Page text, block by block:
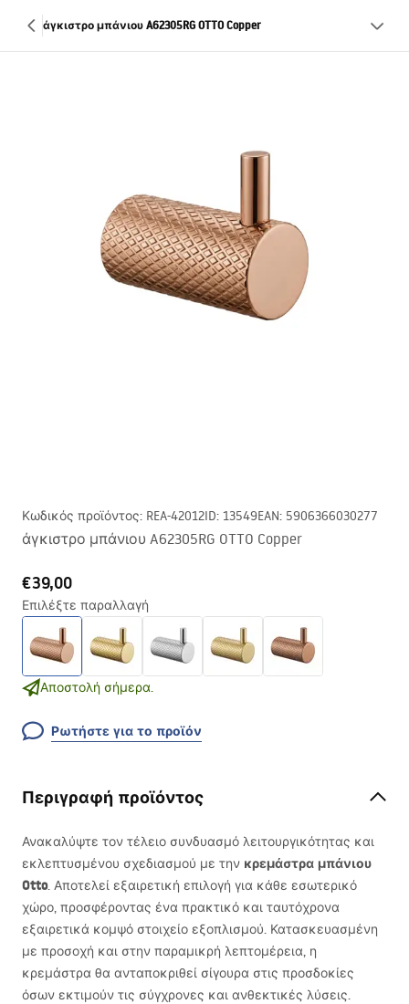
άγκιστρο μπάνιου A62305RG OTTO Copper
Κωδικός προϊόντος: REA-42012ID: 13549EAN: 5906366030277
άγκιστρο μπάνιου A62305RG OTTO Copper
€39,00
Επιλέξτε παραλλαγή
Αποστολή σήμερα.
Ρωτήστε για το προϊόν
Περιγραφή προϊόντος
Ανακαλύψτε τον τέλειο συνδυασμό λειτουργικότητας και
εκλεπτυσμένου σχεδιασμού με την κρεμάστρα μπάνιου
Otto. Αποτελεί εξαιρετική επιλογή για κάθε εσωτερικό
χώρο, προσφέροντας ένα πρακτικό και ταυτόχρονα
εξαιρετικά κομψό στοιχείο εξοπλισμού. Κατασκευασμένη
με προσοχή και στην παραμικρή λεπτομέρεια, η
κρεμάστρα θα ανταποκριθεί σίγουρα στις προσδοκίες
όσων εκτιμούν τις σύγχρονες και ανθεκτικές λύσεις.